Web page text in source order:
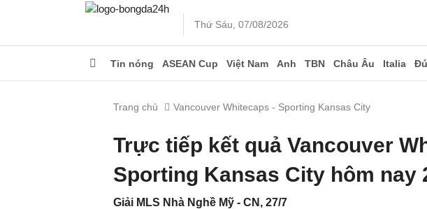
Thứ Sáu, 07/08/2026
Tin nóng ASEAN Cup Việt Nam Anh TBN Châu Âu Italia
Trang chủ Vancouver Whitecaps - Sporting Kansas City
Trực tiếp kết quả Vancouver
Sporting Kansas City hôm nay
Giải MLS Nhà Nghề Mỹ - CN, 27/7